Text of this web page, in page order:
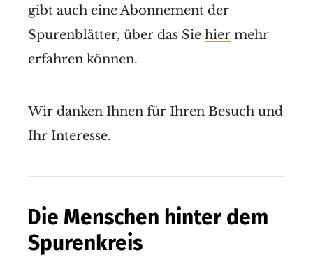
gibt auch eine Abonnement der
Spurenblätter, über das Sie hier mehr
erfahren können.
Wir danken Ihnen für Ihren Besuch und
Ihr Interesse.
Die Menschen hinter dem
Spurenkreis